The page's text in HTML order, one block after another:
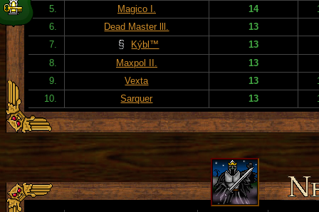
5.
Magico I. 14
6.
Dead Master lll.
13
7.
Kýbl™
13
8.
Maxpol II.
13
9.
Vexta 13
10.
Sarquer 13